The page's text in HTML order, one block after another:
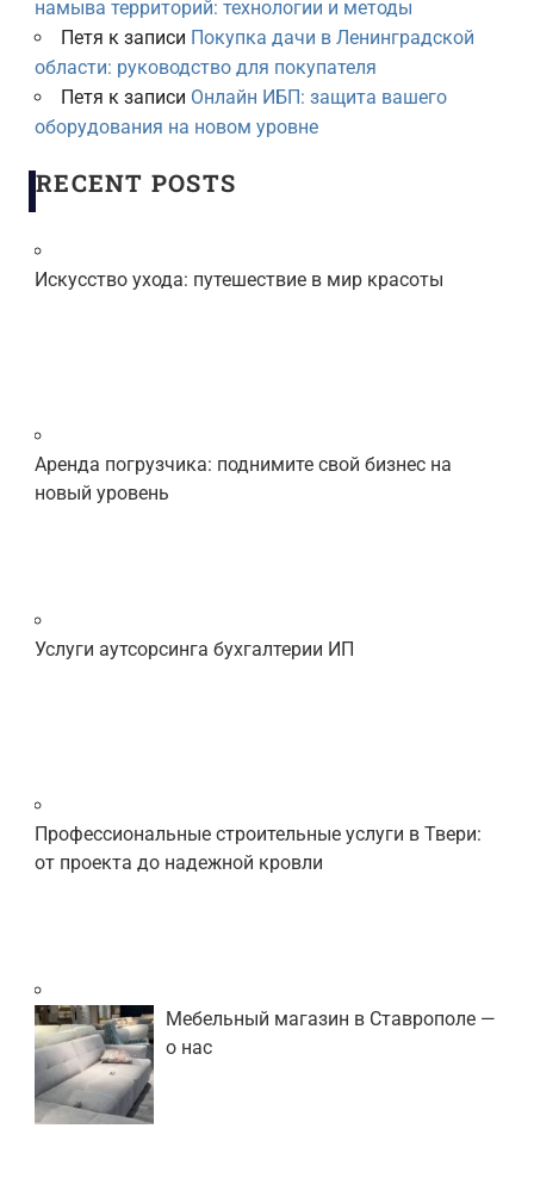
намыва территорий: технологии и методы
Петя к записи Покупка дачи в Ленинградской
области: руководство для покупателя
Петя к записи Онлайн ИБП: защита вашего
оборудования на новом уровне
RECENT POSTS
Искусство ухода: путешествие в мир красоты
Аренда погрузчика: поднимите свой бизнес на
новый уровень
Услуги аутсорсинга бухгалтерии ИП
Профессиональные строительные услуги в Твери:
от проекта до надежной кровли
Мебельный магазин в Ставрополе —
о нас